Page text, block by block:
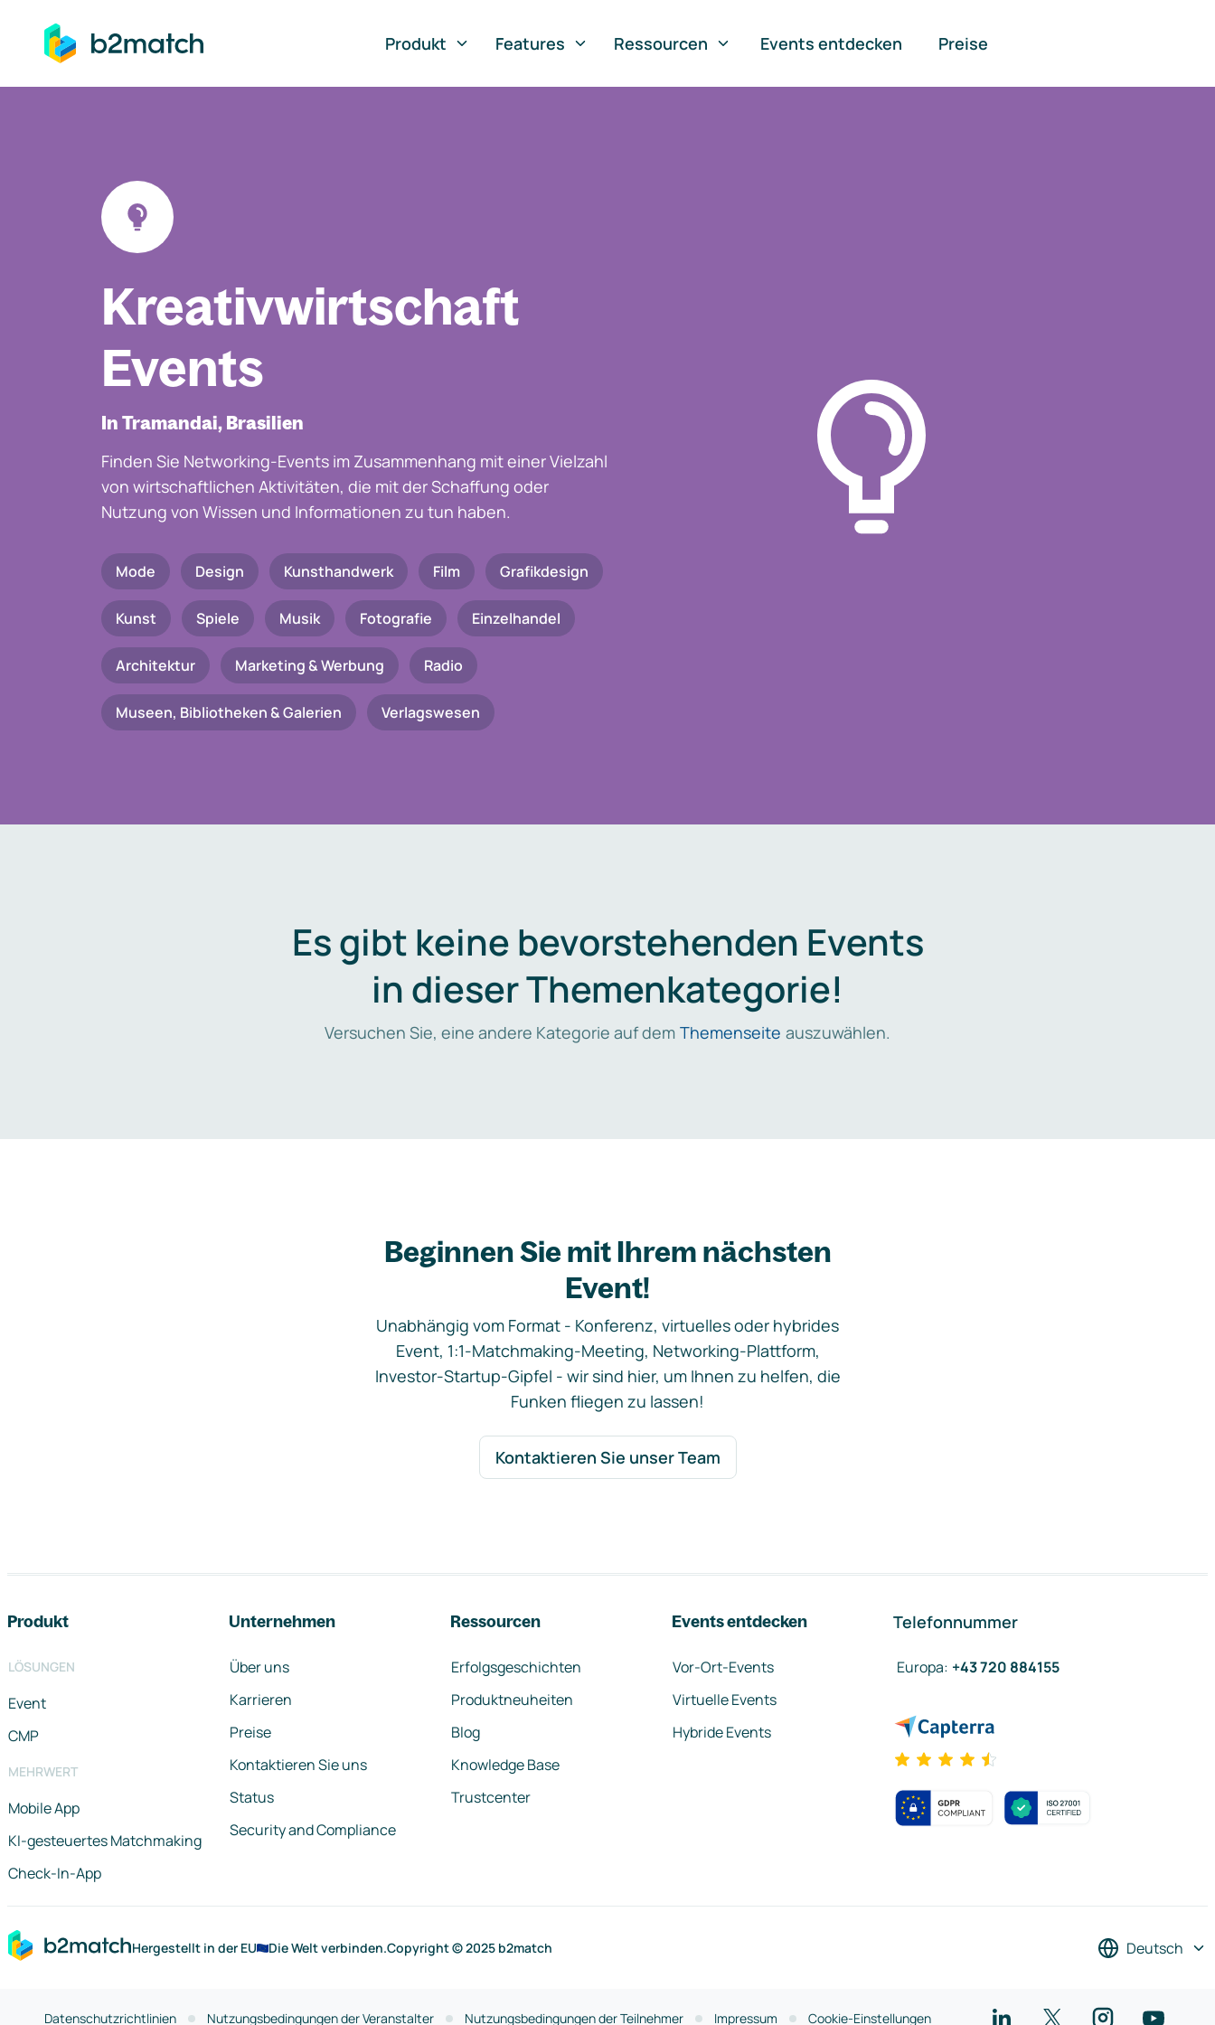
springen
Produkt
Features Ressourcen Events entdecken Preise
Kreativwirtschaft
Events
In Tramandai, Brasilien
Finden Sie Networking-Events im Zusammenhang mit einer Vielzahl
von wirtschaftlichen Aktivitäten, die mit der Schaffung oder
Nutzung von Wissen und Informationen zu tun haben.
Mode Design Kunsthandwerk Film Grafikdesign
Kunst Spiele Musik Fotografie Einzelhandel
Architektur Marketing & Werbung Radio
Museen, Bibliotheken & Galerien Verlagswesen
Es gibt keine bevorstehenden Events
in dieser Themenkategorie!
Versuchen Sie, eine andere Kategorie auf dem Themenseite auszuwählen.
Beginnen Sie mit Ihrem nächsten
Event!
Unabhängig vom Format - Konferenz, virtuelles oder hybrides
Event, 1:1-Matchmaking-Meeting, Networking-Plattform,
Investor-Startup-Gipfel - wir sind hier, um Ihnen zu helfen, die
Funken fliegen zu lassen!
Kontaktieren Sie unser Team
Produkt
LÖSUNGEN
Event
CMP
MEHRWERT
Mobile App
KI-gesteuertes Matchmaking
Check-In-App
Unternehmen
Über uns
Karrieren
Preise
Kontaktieren Sie uns
Status
Security and Compliance
Ressourcen
Erfolgsgeschichten
Produktneuheiten
Blog
Knowledge Base
Trustcenter
Events entdecken
Vor-Ort-Events
Virtuelle Events
Hybride Events
Telefonnummer
Europa: +43 720 884155
Hergestellt in der EU Die Welt verbinden.Copyright © 2025 b2match Deutsch
Datenschutzrichtlinien Nutzungsbedingungen der Veranstalter Nutzungsbedingungen der Teilnehmer Impressum Cookie-Einstellungen